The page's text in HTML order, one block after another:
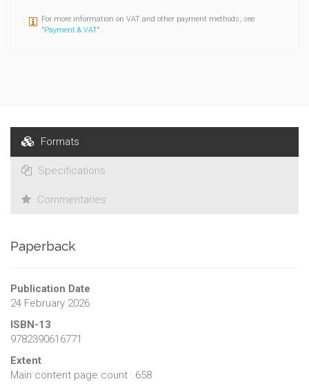
For more information on VAT and other payment methods, see
"Payment & VAT".
Formats
Specifications
Commentaries
Paperback
Publication Date
24 February 2026
ISBN-13
9782390616771
Extent
Main content page count : 658